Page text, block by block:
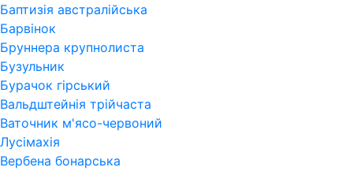
Баптизія австралійська
Барвінок
Бруннера крупнолиста
Бузульник
Бурачок гірський
Вальдштейнія трійчаста
Ваточник м'ясо-червоний
Лусімахія
Вербена бонарська